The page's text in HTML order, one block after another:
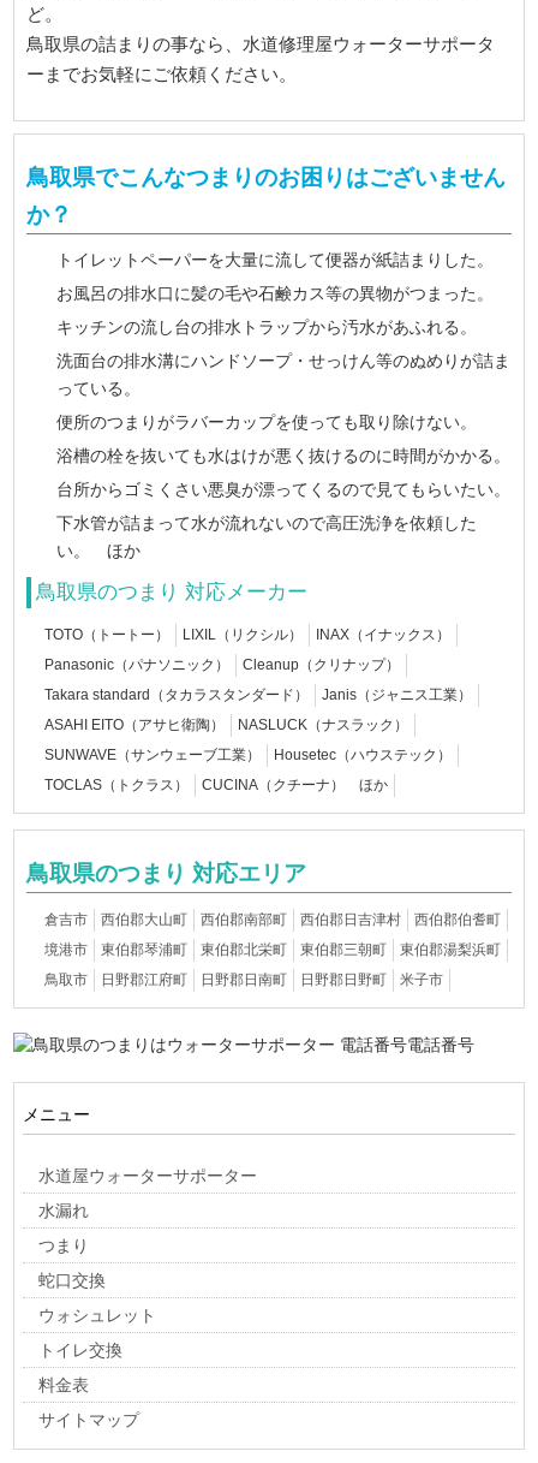
ど。
鳥取県の詰まりの事なら、水道修理屋ウォーターサポータ
ーまでお気軽にご依頼ください。
鳥取県でこんなつまりのお困りはございません
か？
トイレットペーパーを大量に流して便器が紙詰まりした。
お風呂の排水口に髪の毛や石鹸カス等の異物がつまった。
キッチンの流し台の排水トラップから汚水があふれる。
洗面台の排水溝にハンドソープ・せっけん等のぬめりが詰ま
っている。
便所のつまりがラバーカップを使っても取り除けない。
浴槽の栓を抜いても水はけが悪く抜けるのに時間がかかる。
台所からゴミくさい悪臭が漂ってくるので見てもらいたい。
下水管が詰まって水が流れないので高圧洗浄を依頼した
い。 ほか
鳥取県のつまり 対応メーカー
TOTO（トートー） LIXIL（リクシル）
INAX（イナックス）
Panasonic（パナソニック）
Cleanup（クリナップ）
Takara standard（タカラスタンダード）
Janis（ジャニス工業）
ASAHI EITO（アサヒ衛陶）
NASLUCK（ナスラック）
SUNWAVE（サンウェーブ工業）
Housetec（ハウステック）
TOCLAS（トクラス）
CUCINA（クチーナ） ほか
鳥取県のつまり 対応エリア
倉吉市 西伯郡大山町 西伯郡南部町 西伯郡日吉津村
西伯郡伯耆町
境港市
東伯郡琴浦町 東伯郡北栄町 東伯郡三朝町
東伯郡湯梨浜町
鳥取市
日野郡江府町 日野郡日南町 日野郡日野町 米子市
メニュー
水道屋ウォーターサポーター
水漏れ
つまり
蛇口交換
ウォシュレット
トイレ交換
料金表
サイトマップ